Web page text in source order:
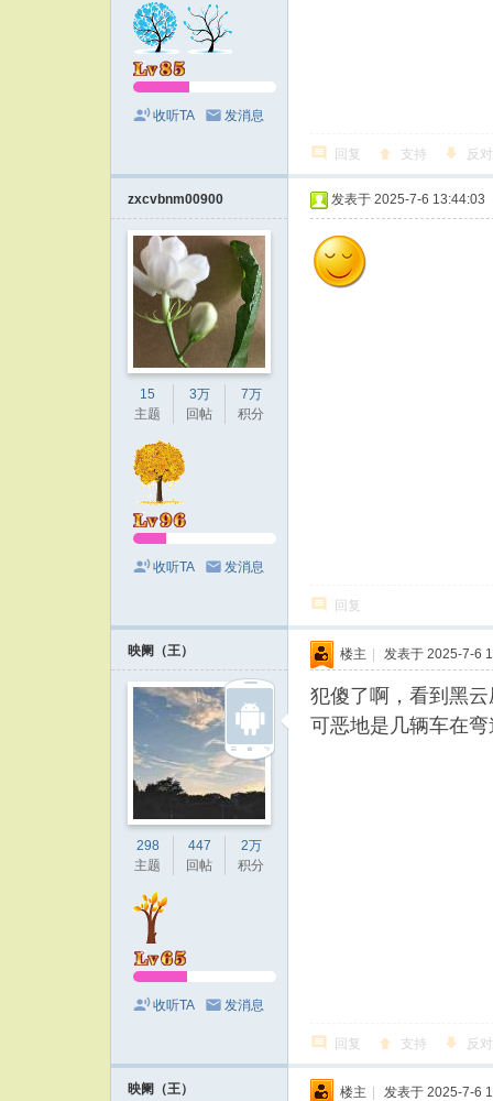
收听TA 发消息
回复 支持 反对
zxcvbnm00900
15
主题
3万
回帖
7万
积分
收听TA 发消息
发表于 2025-7-6 13:44:03
回复
映阑（王）
298
主题
447
回帖
2万
积分
收听TA 发消息
楼主 | 发表于 2025-7-6
犯傻了啊，看到黑
可恶地是几辆车在
回复 支持 反对
映阑（王） 楼主 | 发表于 2025-7-6